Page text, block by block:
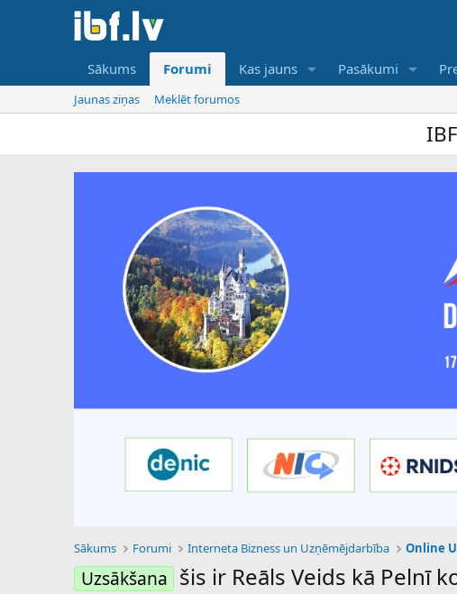
Sākums Forumi Kas jauns Pasākumi
Jaunas ziņas Meklēt forumos
IBF ir tikai
Sākums Forumi Interneta Bizness un Uzņēmējdarbība
Uzsākšana šis ir Reāls Veids kā Pelnī